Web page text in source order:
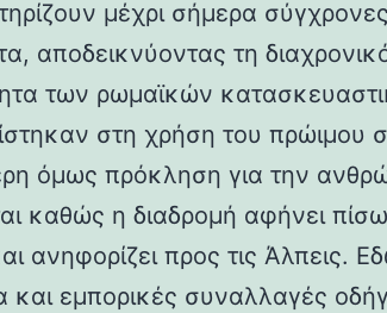
μέχρι σήμερα
αποδεικνύοντας τη
των ρωμαϊκών
στη χρήση του πρώιμου
όμως πρόκληση για την
καθώς η διαδρομή αφήνει
ανηφορίζει προς τις Άλπεις.
και εμπορικές συναλλαγές